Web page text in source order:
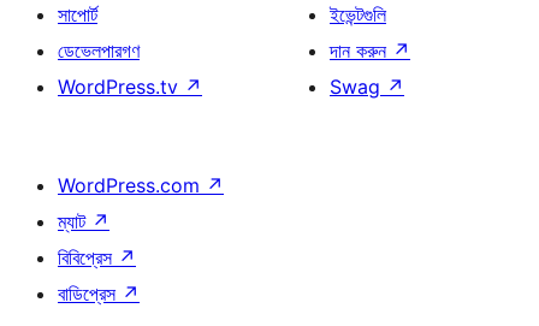
সাপোর্ট
ডেভেলপারগণ
WordPress.tv ↗
ইভেন্টগুলি
দান করুন ↗
Swag ↗
WordPress.com ↗
ম্যাট ↗
বিবিপ্রেস ↗
বাডিপ্রেস ↗